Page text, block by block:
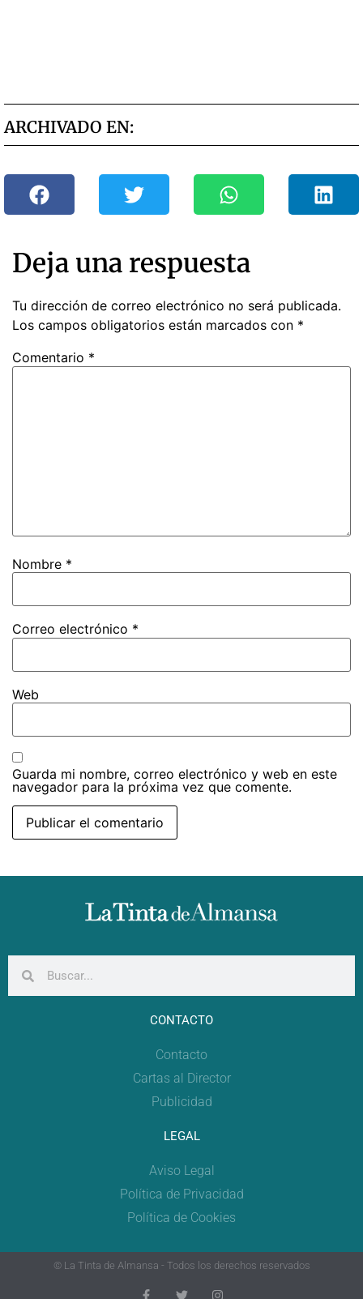
ARCHIVADO EN:
Deja una respuesta
Tu dirección de correo electrónico no será publicada.
Los campos obligatorios están marcados con *
Comentario *
Nombre *
Correo electrónico *
Web
Guarda mi nombre, correo electrónico y web en este
navegador para la próxima vez que comente.
CONTACTO
Contacto
Cartas al Director
Publicidad
LEGAL
Aviso Legal
Política de Privacidad
Política de Cookies
© La Tinta de Almansa - Todos los derechos reservados